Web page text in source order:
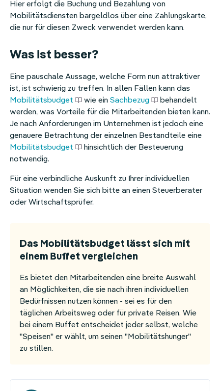
Hier erfolgt die Buchung und Bezahlung von
Mobilitätsdiensten bargeldlos über eine Zahlungskarte,
die nur für diesen Zweck verwendet werden kann.
Was ist besser?
Eine pauschale Aussage, welche Form nun attraktiver
ist, ist schwierig zu treffen. In allen Fällen kann das
Mobilitätsbudget
wie ein Sachbezug
behandelt
werden, was Vorteile für die Mitarbeitenden bieten kann.
Je nach Anforderungen im Unternehmen ist jedoch eine
genauere Betrachtung der einzelnen Bestandteile eine
Mobilitätsbudget
hinsichtlich der Besteuerung
notwendig.
Für eine verbindliche Auskunft zu Ihrer individuellen
Situation wenden Sie sich bitte an einen Steuerberater
oder Wirtschaftsprüfer.
Das Mobilitätsbudget lässt sich mit
einem Buffet vergleichen
Es bietet den Mitarbeitenden eine breite Auswahl
an Möglichkeiten, die sie nach ihren individuellen
Bedürfnissen nutzen können - sei es für den
täglichen Arbeitsweg oder für private Reisen. Wie
bei einem Buffet entscheidet jeder selbst, welche
"Speisen" er wählt, um seinen "Mobilitätshunger"
zu stillen.